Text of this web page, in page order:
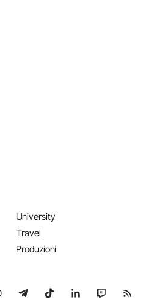
University
Travel
Produzioni
YouTube
su WhatsApp
Seguici su Telegram
Seguici su TikTok
Seguici su
Seguici